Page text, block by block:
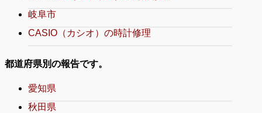
岐阜市
CASIO（カシオ）の時計修理
都道府県別の報告です。
愛知県
秋田県